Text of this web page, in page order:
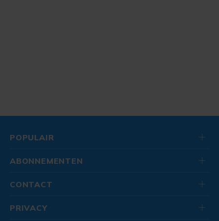
POPULAIR
ABONNEMENTEN
CONTACT
PRIVACY